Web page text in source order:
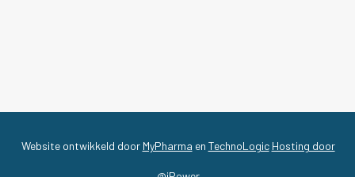
Website ontwikkeld door MyPharma en TechnoLogic Hosting door